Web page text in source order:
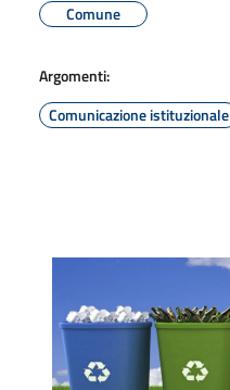
Comune
Argomenti:
Comunicazione istituzionale